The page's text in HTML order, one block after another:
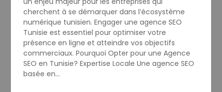
cherchent à se démarquer dans l’écosystème
numérique tunisien. Engager une agence SEO
Tunisie est essentiel pour optimiser votre
présence en ligne et atteindre vos objectifs
commerciaux. Pourquoi Opter pour une Agence
SEO en Tunisie? Expertise Locale Une agence SEO
basée en…